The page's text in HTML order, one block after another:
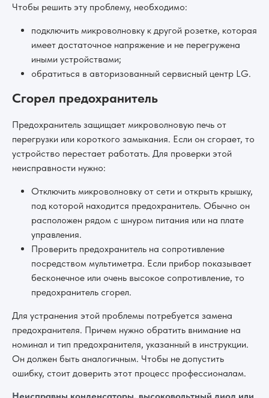
Чтобы решить эту проблему, необходимо:
подключить микроволновку к другой розетке, которая
имеет достаточное напряжение и не перегружена
иными устройствами;
обратиться в авторизованный сервисный центр LG.
Сгорел предохранитель
Предохранитель защищает микроволновую печь от
перегрузки или короткого замыкания. Если он сгорает, то
устройство перестает работать. Для проверки этой
неисправности нужно:
Отключить микроволновку от сети и открыть крышку,
под которой находится предохранитель. Обычно он
расположен рядом с шнуром питания или на плате
управления.
Проверить предохранитель на сопротивление
посредством мультиметра. Если прибор показывает
бесконечное или очень высокое сопротивление, то
предохранитель сгорел.
Для устранения этой проблемы потребуется замена
предохранителя. Причем нужно обратить внимание на
номинал и тип предохранителя, указанный в инструкции.
Он должен быть аналогичным. Чтобы не допустить
ошибку, стоит доверить этот процесс профессионалам.